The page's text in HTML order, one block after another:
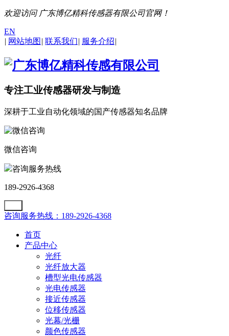
欢迎访问 广东博亿精科传感器有限公司官网！
EN
| 网站地图 | 联系我们| 服务介绍|
专注工业传感器研发与制造
深耕于工业自动化领域的国产传感器知名品牌
微信咨询
咨询服务热线
189-2926-4368
咨询服务热线：189-2926-4368
首页
产品中心
光纤
光纤放大器
槽型光电传感器
光电传感器
接近传感器
位移传感器
光幕/光栅
颜色传感器